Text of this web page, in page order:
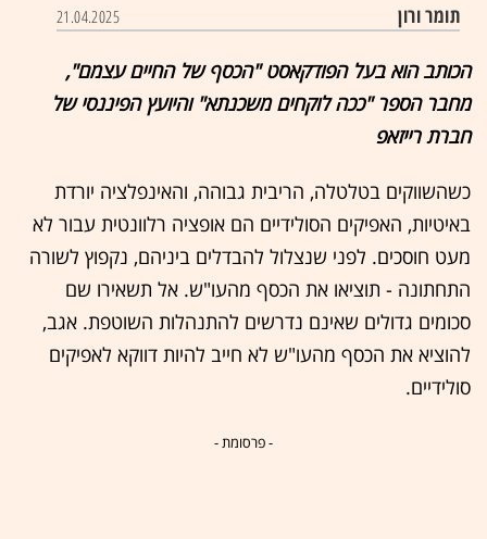
תומר ורון 21.04.2025
הכותב הוא בעל הפודקאסט "הכסף של החיים עצמם",
מחבר הספר "ככה לוקחים משכנתא" והיועץ הפיננסי של
חברת רייזאפ
כשהשווקים בטלטלה, הריבית גבוהה, והאינפלציה יורדת
באיטיות, האפיקים הסולידיים הם אופציה רלוונטית עבור לא
מעט חוסכים. לפני שנצלול להבדלים ביניהם, נקפוץ לשורה
התחתונה - תוציאו את הכסף מהעו"ש. אל תשאירו שם
סכומים גדולים שאינם נדרשים להתנהלות השוטפת. אגב,
להוציא את הכסף מהעו"ש לא חייב להיות דווקא לאפיקים
סולידיים.
- פרסומת -